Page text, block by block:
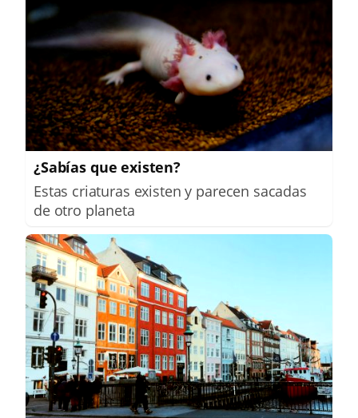
¿Sabías que existen?
Estas criaturas existen y parecen sacadas
de otro planeta